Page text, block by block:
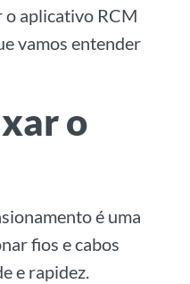
o aplicativo RCM
vamos entender
o
é uma
fios e cabos
e rapidez.